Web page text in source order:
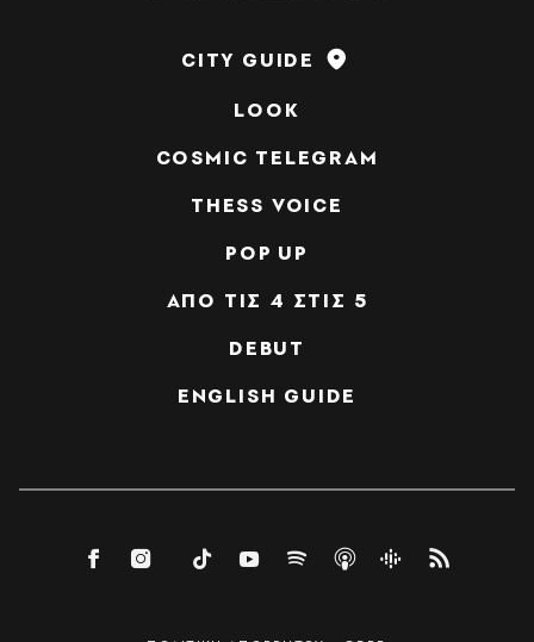
CITY GUIDE
LOOK
COSMIC TELEGRAM
THESS VOICE
POP UP
ΑΠΟ ΤΙΣ 4 ΣΤΙΣ 5
DEBUT
ENGLISH GUIDE